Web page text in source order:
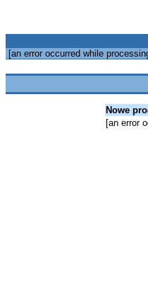
[an error occurred while
Nowe
[an error